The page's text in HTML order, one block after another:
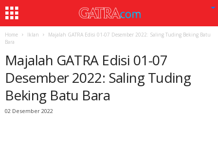
Home Iklan
Majalah GATRA Edisi 01-07 Desember 2022: Saling Tuding Beking Batu
Bara
Majalah GATRA Edisi 01-07
Desember 2022: Saling Tuding
Beking Batu Bara
02 Desember 2022